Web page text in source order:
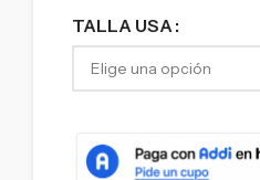
TALLA USA